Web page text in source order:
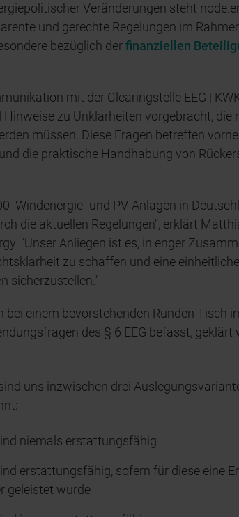
1994 ist Product Manager bei der
Universität Kassel im Fach Regenerative
in der Energiebranche tätig. Ihr
und regulatorischer Aspekte
Veränderungen steht
und gerechte Regelungen im
bezüglich derfinanziellen
mit der Clearingstelle EEG |
Hinweise zu Unklarheiten vorgebracht,
müssen. Diese Fragen betreffen
die praktische Handhabung von
Windenergie- und PV-Anlagen in
die aktuellen Regelungen", erklärt
"Unser Anliegen ist es, in enger
zu schaffen und eine
sicherzustellen."
bei einem bevorstehenden Runden Tisch
des § 6 EEG befasst, geklärt
uns inzwischen drei
niemals erstattungsfähig
erstattungsfähig, sofern für diese eine
geleistet wurde